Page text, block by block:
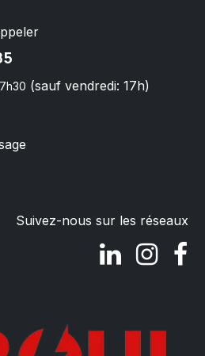
(sauf vendredi: 17h)
Suivez-nous sur les réseaux